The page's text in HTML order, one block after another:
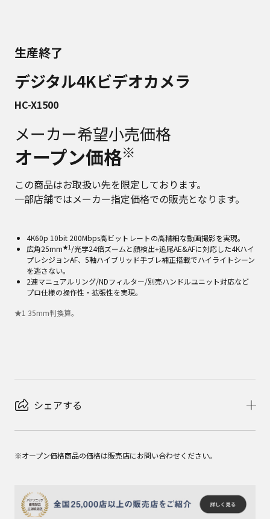
生産終了
デジタル4Kビデオカメラ
HC-X1500
メーカー希望小売価格
オープン価格※
この商品はお取扱い先を限定しております。
一部店舗ではメーカー指定価格での販売となります。
4K60p 10bit 200Mbps高ビットレートの高精細な動画撮影を実現。
広角25mm★1/光学24倍ズームと顔検出+追尾AE&AFに対応した4Kハイ
プレシジョンAF、5軸ハイブリッド手ブレ補正搭載でハイライトシーン
を逃さない。
2連マニュアルリング/NDフィルター/別売ハンドルユニット対応など
プロ仕様の操作性・拡張性を実現。
★1 35mm判換算。
シェアする
※オープン価格商品の価格は販売店にお問い合わせください。